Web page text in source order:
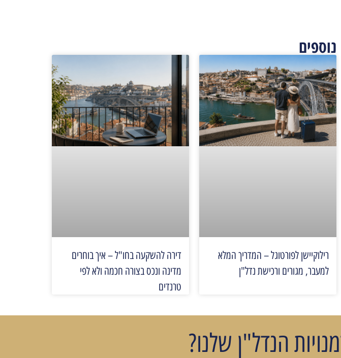
רילוקיישן לפורטוגל – המדריך המלא
למעבר, מגורים ורכישת נדל"ן
דירה להשקעה בחו"ל – איך בוחרים
מדינה ונכס בצורה חכמה ולא לפי
טרנדים
הנדל"ן שלנו?